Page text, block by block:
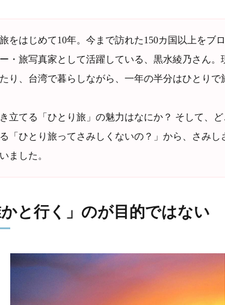
をはじめて10年。今まで訪れた150カ国以上をブロ
・旅写真家として活躍している、黒水綾乃さん。
り、台湾で暮らしながら、一年の半分はひとりで
立てる「ひとり旅」の魅力はなにか？ そして、ど
「ひとり旅ってさみしくないの？」から、さみし
ました。
と行く」のが目的ではない